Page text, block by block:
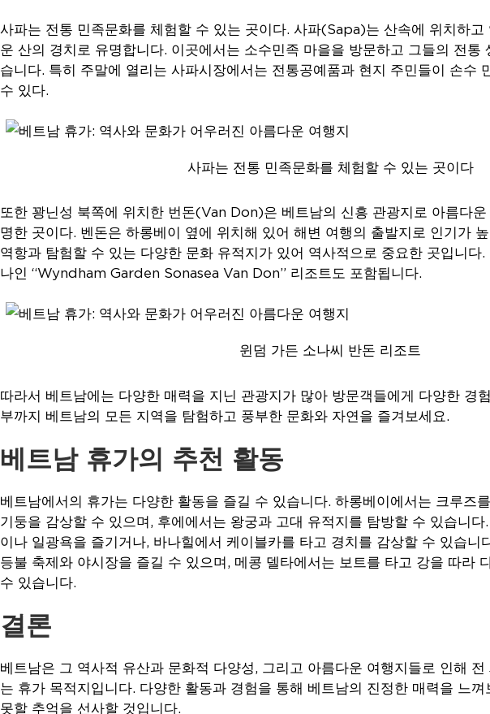
사파는 전통 민족문화를 체험할 수 있는 곳이다. 사파(Sapa)는 산속에 위치하
운 산의 경치로 유명합니다. 이곳에서는 소수민족 마을을 방문하고 그들의 전통
습니다. 특히 주말에 열리는 사파시장에서는 전통공예품과 현지 주민들이 손수
수 있다.
사파는 전통 민족문화를 체험할 수 있는 곳이다
또한 꽝닌성 북쪽에 위치한 번돈(Van Don)은 베트남의 신흥 관광지로 아름다
명한 곳이다. 벤돈은 하롱베이 옆에 위치해 있어 해변 여행의 출발지로 인기가
역항과 탐험할 수 있는 다양한 문화 유적지가 있어 역사적으로 중요한 곳입니다
나인 “Wyndham Garden Sonasea Van Don” 리조트도 포함됩니다.
윈덤 가든 소나씨 반돈 리조트
따라서 베트남에는 다양한 매력을 지닌 관광지가 많아 방문객들에게 다양한 경
부까지 베트남의 모든 지역을 탐험하고 풍부한 문화와 자연을 즐겨보세요.
베트남 휴가의 추천 활동
베트남에서의 휴가는 다양한 활동을 즐길 수 있습니다. 하롱베이에서는 크루즈
기둥을 감상할 수 있으며, 후에에서는 왕궁과 고대 유적지를 탐방할 수 있습니
이나 일광욕을 즐기거나, 바나힐에서 케이블카를 타고 경치를 감상할 수 있습니
등불 축제와 야시장을 즐길 수 있으며, 메콩 델타에서는 보트를 타고 강을 따라
수 있습니다.
결론
베트남은 그 역사적 유산과 문화적 다양성, 그리고 아름다운 여행지들로 인해
는 휴가 목적지입니다. 다양한 활동과 경험을 통해 베트남의 진정한 매력을 느
못할 추억을 선사할 것입니다.